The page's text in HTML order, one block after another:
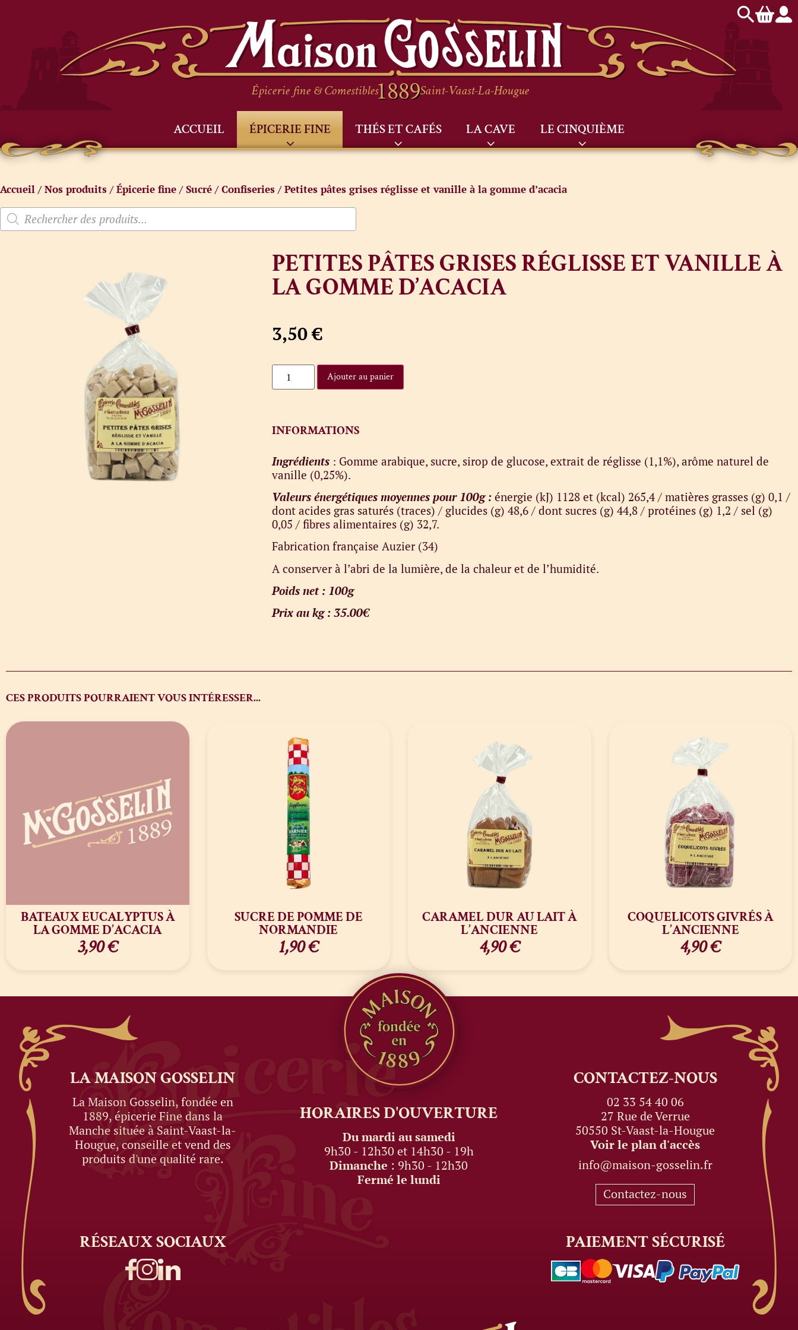
Épicerie fine & Comestibles Saint-Vaast-La-Hougue
ACCUEIL ÉPICERIE FINE THÉS ET CAFÉS LA CAVE LE CINQUIÈME
Accueil /Nos produits /Épicerie fine /Sucré /Confiseries / Petites pâtes grises réglisse et vanille à la gomme d’acacia
PETITES PÂTES GRISES RÉGLISSE ET VANILLE À
LA GOMME D’ACACIA
3,50€
Ajouter au panier
INFORMATIONS
Ingrédients : Gomme arabique, sucre, sirop de glucose, extrait de réglisse (1,1%), arôme naturel de
vanille (0,25%).
Valeurs énergétiques moyennes pour 100g : énergie (kJ) 1128 et (kcal) 265,4 / matières grasses (g) 0,1 /
dont acides gras saturés (traces) / glucides (g) 48,6 / dont sucres (g) 44,8 / protéines (g) 1,2 / sel (g)
0,05 / fibres alimentaires (g) 32,7.
Fabrication française Auzier (34)
A conserver à l’abri de la lumière, de la chaleur et de l’humidité.
Poids net : 100g
Prix au kg : 35.00€
CES PRODUITS POURRAIENT VOUS INTÉRESSER...
BATEAUX EUCALYPTUS À
LA GOMME D’ACACIA
3,90€
SUCRE DE POMME DE
NORMANDIE
1,90€
CARAMEL DUR AU LAIT À
L’ANCIENNE
4,90€
COQUELICOTS GIVRÉS À
L’ANCIENNE
4,90€
LA MAISONGOSSELIN
La Maison Gosselin, fondée en
1889, épicerie Fine dans la
Manche située à Saint-Vaast-la-
Hougue, conseille et vend des
produits d'une qualité rare.
HORAIRESD'OUVERTURE
Du mardi au samedi
9h30 - 12h30 et 14h30 - 19h
Dimanche : 9h30 - 12h30
Fermé le lundi
CONTACTEZ-NOUS
02 33 54 40 06
27 Rue de Verrue
50550 St-Vaast-la-Hougue
Voir le plan d'accès
info@maison-gosselin.fr
Contactez-nous
RÉSEAUXSOCIAUX PAIEMENTSÉCURISÉ